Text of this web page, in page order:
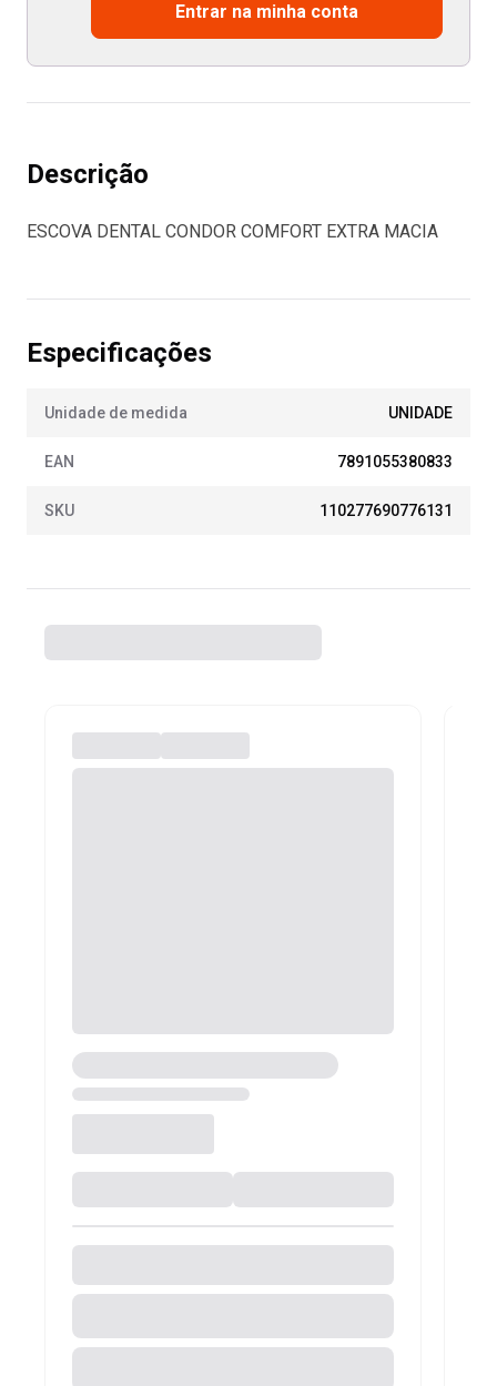
Entrar na minha conta
Descrição
ESCOVA DENTAL CONDOR COMFORT EXTRA MACIA
Especificações
Unidade de medida UNIDADE
EAN 7891055380833
SKU 110277690776131